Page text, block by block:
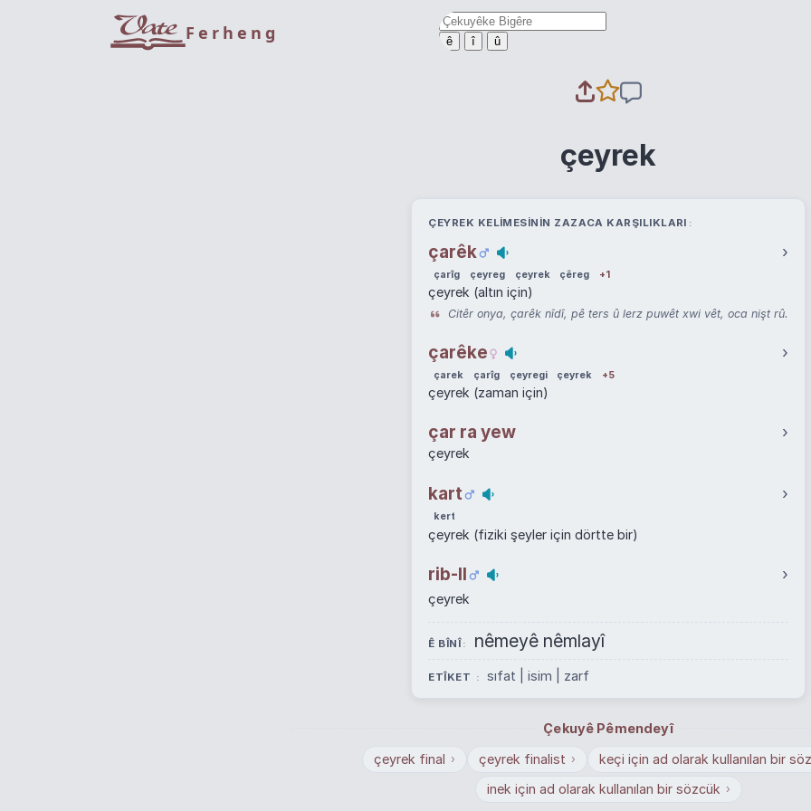
Ferheng ê î û
çeyrek
ÇEYREK KELIMESININ ZAZACA KARŞILIKLARI
çarêk ›
çarîg çeyreg çeyrek çêreg +1
çeyrek (altın için)
Citêr onya, çarêk nîdî, pê ters û lerz puwêt xwi vêt, oca nişt rû.
çarêke ›
çarek çarîg çeyregi çeyrek +5
çeyrek (zaman için)
çar ra yew ›
çeyrek
kart ›
kert
çeyrek (fiziki şeyler için dörtte bir)
rib-II ›
çeyrek
Ê BÎNÎ nêmeyê nêmlayî
ETÎKET sıfat | isim | zarf
Çekuyê Pêmendeyî
çeyrek final › çeyrek finalist › keçi için ad olarak kullanılan bir
inek için ad olarak kullanılan bir sözcük ›